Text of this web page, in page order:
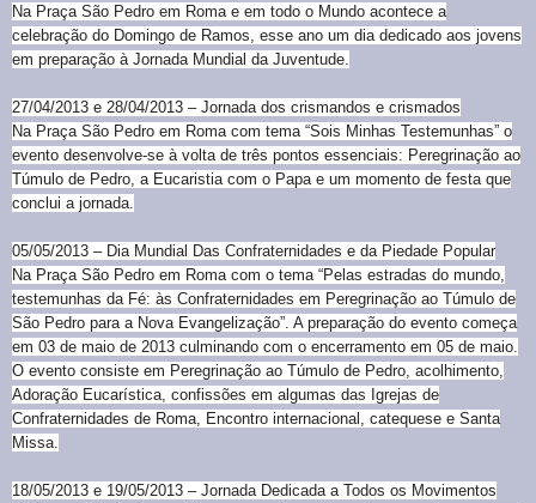
Na Praça São Pedro em Roma e em todo o Mundo acontece a
celebração do Domingo de Ramos, esse ano um dia dedicado aos jovens
em preparação à Jornada Mundial da Juventude.
27/04/2013 e 28/04/2013 – Jornada dos crismandos e crismados
Na Praça São Pedro em Roma com tema “Sois Minhas Testemunhas” o
evento desenvolve-se à volta de três pontos essenciais: Peregrinação ao
Túmulo de Pedro, a Eucaristia com o Papa e um momento de festa que
conclui a jornada.
05/05/2013 – Dia Mundial Das Confraternidades e da Piedade Popular
Na Praça São Pedro em Roma com o tema “Pelas estradas do mundo,
testemunhas da Fé: às Confraternidades em Peregrinação ao Túmulo de
São Pedro para a Nova Evangelização”. A preparação do evento começa
em 03 de maio de 2013 culminando com o encerramento em 05 de maio.
O evento consiste em Peregrinação ao Túmulo de Pedro, acolhimento,
Adoração Eucarística, confissões em algumas das Igrejas de
Confraternidades de Roma, Encontro internacional, catequese e Santa
Missa.
18/05/2013 e 19/05/2013 – Jornada Dedicada a Todos os Movimentos